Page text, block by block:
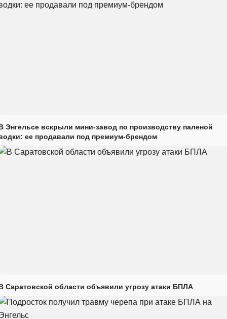
Энгельсе вскрыли мини-завод по производству паленой
ее продавали под премиум-брендом
Саратовской области объявили угрозу атаки БПЛА